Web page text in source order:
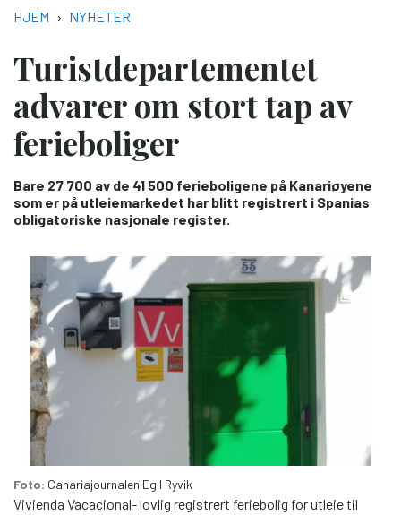
NAVIGASJONSSTI
HJEM NYHETER
Turistdepartementet
advarer om stort tap av
ferieboliger
Bare 27 700 av de 41 500 ferieboligene på Kanariøyene
som er på utleiemarkedet har blitt registrert i Spanias
obligatoriske nasjonale register.
Foto: Canariajournalen Egil Ryvik
Vivienda Vacacional- lovlig registrert feriebolig for utleie til